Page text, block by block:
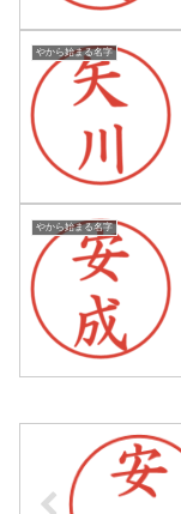
やから始まる名字
やから始まる名字